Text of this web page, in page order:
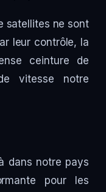
satellites ne sont
leur contrôle, la
ceinture de
vitesse notre
dans notre pays
pour les